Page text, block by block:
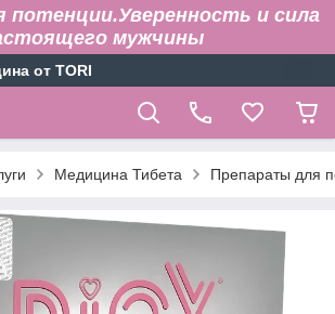
потенции.Уверенность и сила
мужчины
от TORI
Медицина Тибета Препараты для